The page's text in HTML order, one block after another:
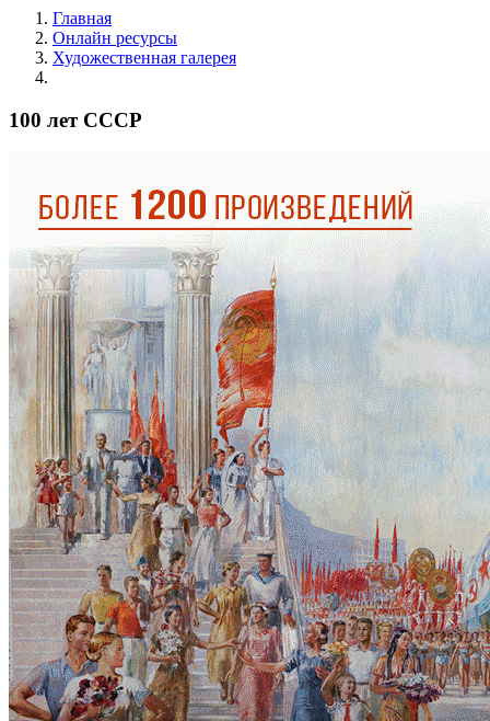
Главная
Онлайн ресурсы
Художественная галерея
100 лет СССР